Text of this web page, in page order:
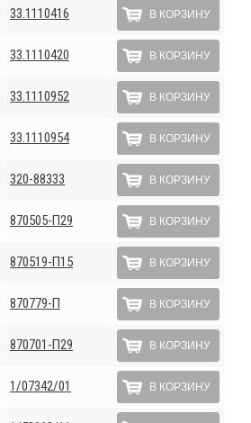
33.1110416 В КОРЗИНУ
33.1110420 В КОРЗИНУ
33.1110952 В КОРЗИНУ
33.1110954 В КОРЗИНУ
320-88333 В КОРЗИНУ
870505-П29 В КОРЗИНУ
870519-П15 В КОРЗИНУ
870779-П В КОРЗИНУ
870701-П29 В КОРЗИНУ
1/07342/01 В КОРЗИНУ